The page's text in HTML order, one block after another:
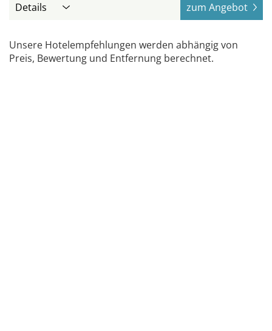
Details zum Angebot
Unsere Hotelempfehlungen werden abhängig von
Preis, Bewertung und Entfernung berechnet.